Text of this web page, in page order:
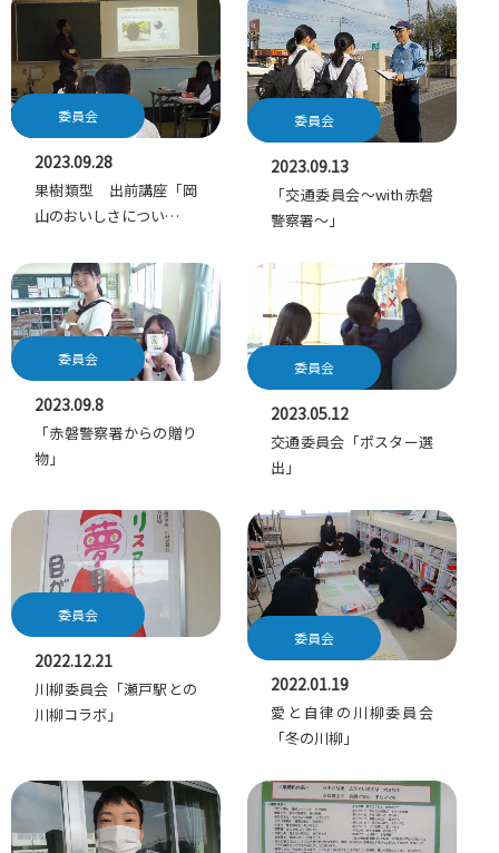
委員会
2023.09.28
果樹類型 出前講座「岡
山のおいしさについ…
委員会
2023.09.13
「交通委員会～with赤磐
警察署～」
委員会
2023.09.8
「赤磐警察署からの贈り
物」
委員会
2023.05.12
交通委員会「ポスター選
出」
委員会
2022.12.21
川柳委員会「瀬戸駅との
川柳コラボ」
委員会
2022.01.19
愛と自律の川柳委員会
「冬の川柳」